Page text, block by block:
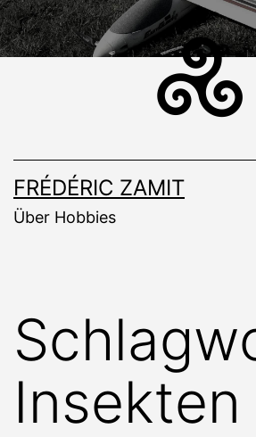
Zum
Inhalt
FRÉDÉRIC ZAMIT
Über Hobbies
Insekten